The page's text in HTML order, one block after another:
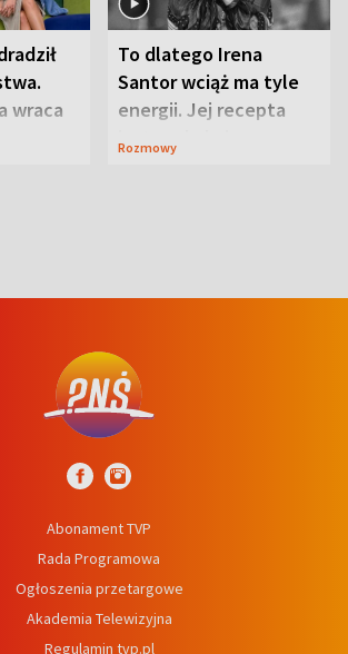
wraca
To dlatego Irena
Santor wciąż ma tyle
energii. Jej recepta
jest zaskakująco
Rozmowy
Abonament TVP
Rada Programowa
Ogłoszenia przetargowe
Akademia Telewizyjna
Regulamin tvp.pl